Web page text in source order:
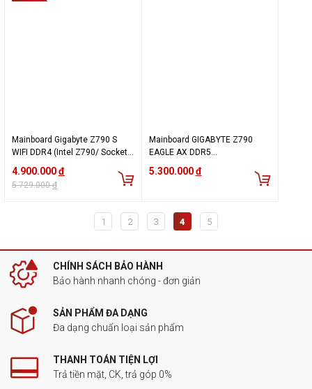
Mainboard Gigabyte Z790 S
WIFI DDR4 (Intel Z790/ Socket
1700/ ATX/ 4 khe ram/ DDR4/
2.5 Gigabit LAN)
4.900.000đ
5.729.000đ
Mainboard GIGABYTE Z790
EAGLE AX DDR5
(Wifi+Bluetooth)
5.300.000đ
1 2 3 4 5
CHÍNH SÁCH BẢO HÀNH
Bảo hành nhanh chóng - đơn giản
SẢN PHẨM ĐA DẠNG
Đa dạng chuẩn loại sản phẩm
THANH TOÁN TIỆN LỢI
Trả tiền mặt, CK, trả góp 0%